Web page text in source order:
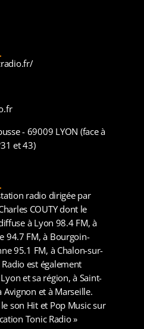
- 69009 LYON (face à
et 43)
radio dirigée par
COUTY dont le
à Lyon 98.4 FM, à
94.7 FM, à Bourgoin-
95.1 FM, à Chalon-sur-
est également
et sa région, à Saint-
Avignon et à Marseille.
son Hit et Pop Music sur
Tonic Radio »